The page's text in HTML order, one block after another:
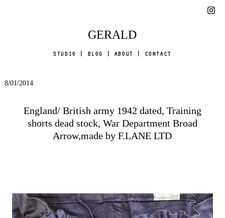
GERALD
STUDIO BLOG ABOUT CONTACT
8/01/2014
England/ British army 1942 dated, Training
shorts dead stock, War Department Broad
Arrow,made by F.LANE LTD